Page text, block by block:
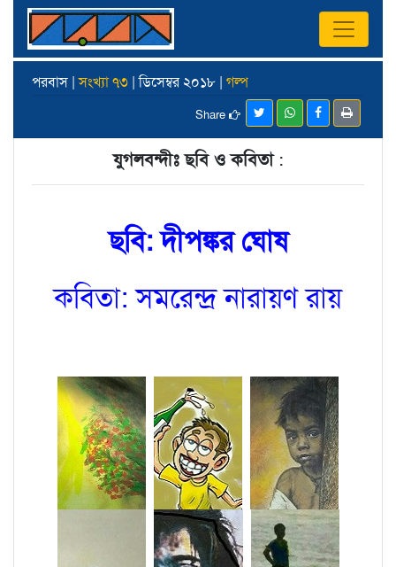
পরবাস |সংখ্যা ৭৩ | ডিসেম্বর ২০১৮ | গল্প
Share
যুগলবন্দীঃ ছবি ও কবিতা:
ছবি: দীপঙ্কর ঘোষ
কবিতা: সমরেন্দ্র নারায়ণ রায়